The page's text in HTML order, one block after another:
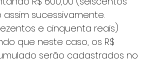
sucessivamente.
e cinquenta reais)
que neste caso, os R$
serão cadastrados no